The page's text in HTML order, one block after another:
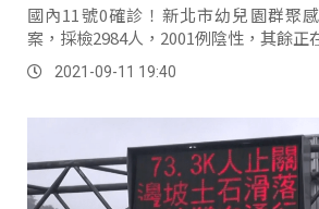
國內11號0確診！新北市幼兒園群聚
案，採檢2984人，2001例陰性，其餘正
2021-09-11 19:40